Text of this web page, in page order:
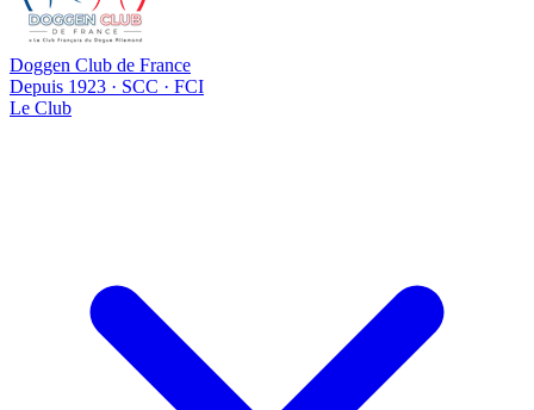
Doggen Club de France
Depuis 1923 · SCC · FCI
Le Club